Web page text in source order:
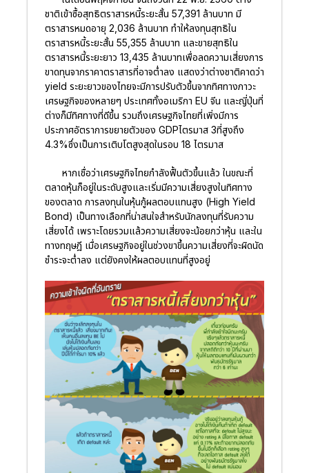
ชาติเข้าซื้อสุทธิตราสารหนี้ระยะสั้น 57,391 ล้านบาท มี
ตราสารหมดอายุ 2,036 ล้านบาท ทำให้ลงทุนสุทธิใน
ตราสารหนี้ระยะสั้น 55,355 ล้านบาท และขายสุทธิใน
ตราสารหนี้ระยะยาว 13,435 ล้านบาทเพื่อลดความเสี่ยงการ
ขาดทุนจากราคาตราสารที่อาจต่ำลง แสดงว่าต่างชาติคาดว่า
yield ระยะยาวของไทยจะมีการปรับตัวขึ้นจากทิศทางภาวะ
เศรษฐกิจของหลายๆ ประเทศทั้งอเมริกา EU จีน และญี่ปุ่นที่
ต่างก็มีทิศทางที่ดีขึ้น รวมถึงเศรษฐกิจไทยที่เพิ่งมีการ
ประกาศอัตราการขยายตัวของ GDPไตรมาส 3ที่สูงถึง
4.3%ซึ่งเป็นการเติบโตสูงสุดในรอบ 18 ไตรมาส
หากเชื่อว่าเศรษฐกิจไทยกำลังฟื้นตัวขึ้นแล้ว ในขณะที่
ตลาดหุ้นก็อยู่ในระดับสูงและเริ่มมีความเสี่ยงสูงในทิศทาง
ของตลาด การลงทุนในหุ้นกู้ผลตอบแทนสูง (High Yield
Bond) เป็นทางเลือกที่น่าสนใจสำหรับนักลงทุนที่รับความ
เสี่ยงได้ เพราะโดยรวมแล้วความเสี่ยงจะน้อยกว่าหุ้น และใน
ทางทฤษฎี เมื่อเศรษฐกิจอยู่ในช่วงขาขึ้นความเสี่ยงที่จะผิดนัด
ชำระจะต่ำลง แต่ยังคงให้ผลตอบแทนที่สูงอยู่